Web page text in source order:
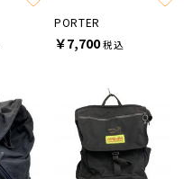
PORTER
￥7,700税込